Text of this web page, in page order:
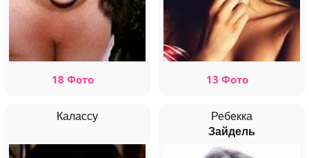
18 Фото 13 Фото
Калассу
Ребекка
Зайдель